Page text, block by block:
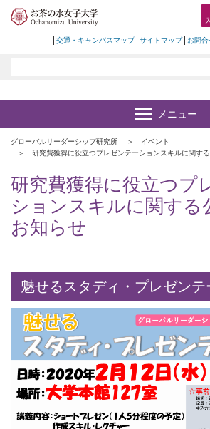
交通・キャンパスマップ サイトマップ お問合
グローバルリーダーシップ研究所
イベント
研究費獲得に役立つプレゼンテーションスキルに関す
研究費獲得に役立つプ
ションスキルに関する
お知らせ
魅せるスタディ・プレゼンテ